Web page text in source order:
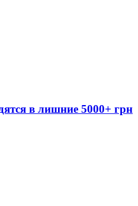
в лишние 5000+ грн